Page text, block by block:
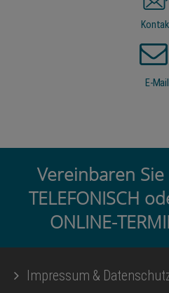
E-Mail
Vereinbaren Sie
TELEFONISCH
ONLINE-
Impressum &